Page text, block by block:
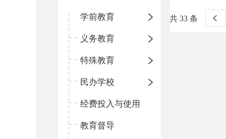
学前教育
义务教育
特殊教育
民办学校
经费投入与使用
教育督导
共 33 条